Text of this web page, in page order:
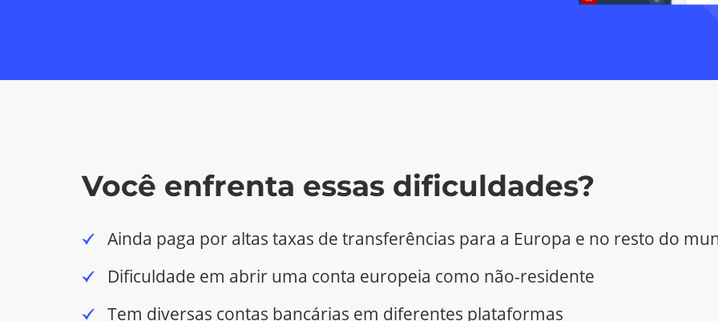
Você enfrenta essas dificuldades?
Ainda paga por altas taxas de transferências para a Europa e no resto do
Dificuldade em abrir uma conta europeia como não-residente
Tem diversas contas bancárias em diferentes plataformas